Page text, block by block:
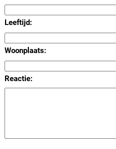
Leeftijd:
Woonplaats:
Reactie: